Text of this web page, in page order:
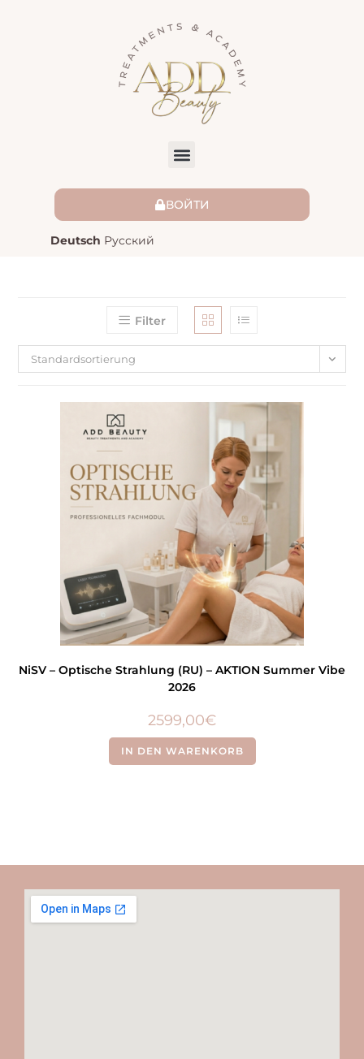
ВОЙТИ
Deutsch Русский
Filter
Standardsortierung
NiSV – Optische Strahlung (RU) – AKTION Summer Vibe
2026
2599,00€
IN DEN WARENKORB